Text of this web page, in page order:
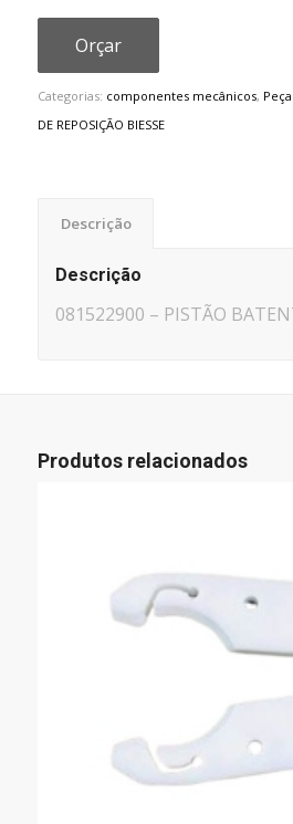
Orçar
Categorias: componentes mecânicos,
DE REPOSIÇÃO BIESSE
Descrição
Descrição
081522900 – PISTÃO
Produtos relacionados